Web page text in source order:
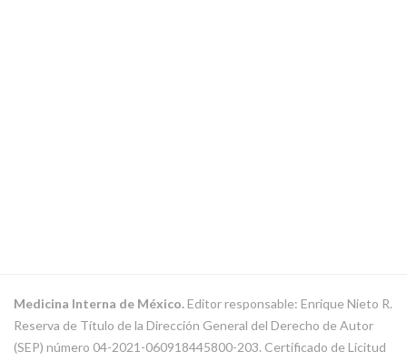
Medicina Interna de México.Editor responsable: Enrique Nieto R.
Reserva de Título de la Dirección General del Derecho de Autor
(SEP) número 04-2021-060918445800-203. Certificado de Licitud